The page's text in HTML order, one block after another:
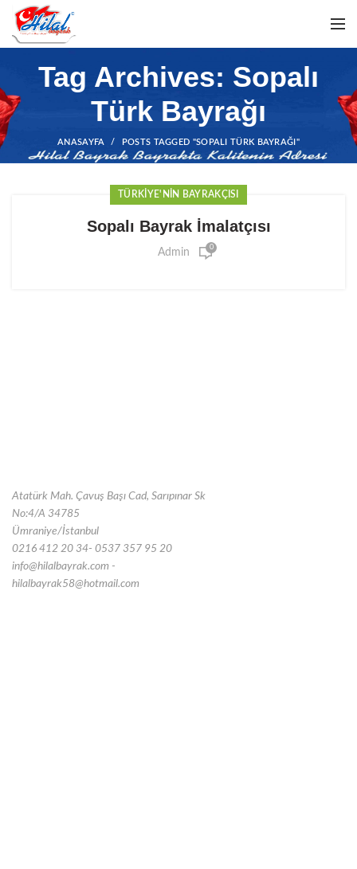
Tag Archives: Sopalı
Türk Bayrağı
ANASAYFA POSTS TAGGED "SOPALI TÜRK BAYRAĞI"
TÜRKIYE'NIN BAYRAKÇISI
Sopalı Bayrak İmalatçısı
Admin 0
Atatürk Mah. Çavuş Başı Cad, Sarıpınar Sk
No:4/A 34785
Ümraniye/İstanbul
0216 412 20 34- 0537 357 95 20
info@hilalbayrak.com -
hilalbayrak58@hotmail.com